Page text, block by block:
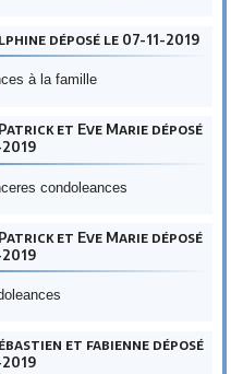
déposé le 07-11-2019
à la famille
et Eve Marie déposé
condoleances
et Eve Marie déposé
et fabienne déposé